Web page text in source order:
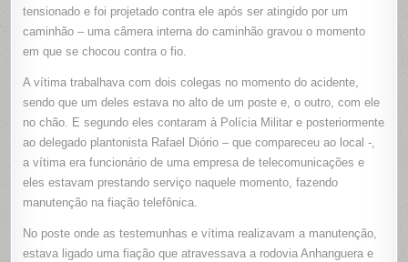
tensionado e foi projetado contra ele após ser atingido por um
caminhão – uma câmera interna do caminhão gravou o momento
em que se chocou contra o fio.
A vítima trabalhava com dois colegas no momento do acidente,
sendo que um deles estava no alto de um poste e, o outro, com ele
no chão. E segundo eles contaram à Polícia Militar e posteriormente
ao delegado plantonista Rafael Diório – que compareceu ao local -,
a vítima era funcionário de uma empresa de telecomunicações e
eles estavam prestando serviço naquele momento, fazendo
manutenção na fiação telefônica.
No poste onde as testemunhas e vítima realizavam a manutenção,
estava ligado uma fiação que atravessava a rodovia Anhanguera e